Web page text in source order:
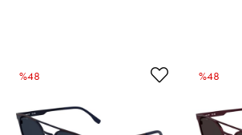
%48 %48